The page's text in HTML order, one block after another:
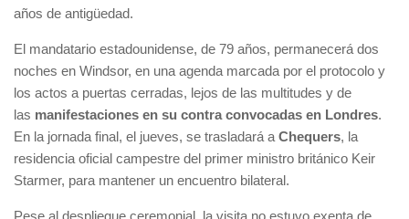
años de antigüedad.
El mandatario estadounidense, de 79 años, permanecerá dos
noches en Windsor, en una agenda marcada por el protocolo y
los actos a puertas cerradas, lejos de las multitudes y de
las manifestaciones en su contra convocadas en Londres.
En la jornada final, el jueves, se trasladará a Chequers, la
residencia oficial campestre del primer ministro británico Keir
Starmer, para mantener un encuentro bilateral.
Pese al despliegue ceremonial, la visita no estuvo exenta de